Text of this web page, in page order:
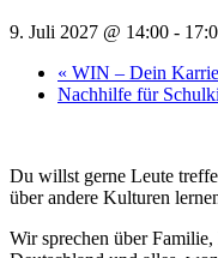
9. Juli 2027 @ 14:00 -
« WIN – Dein
Nachhilfe für
Du willst gerne Leute
über andere Kulturen
Wir sprechen über